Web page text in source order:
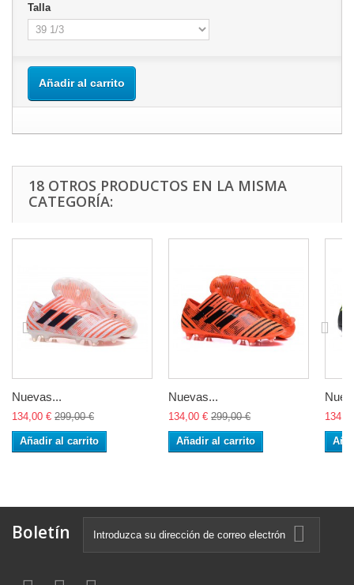
Talla
Añadir al carrito
18 OTROS PRODUCTOS EN LA MISMA
CATEGORÍA:
Nuevas...
134,00 € 299,00 €
Añadir al carrito
Nuevas...
134,00 € 299,00 €
Añadir al carrito
Boletín